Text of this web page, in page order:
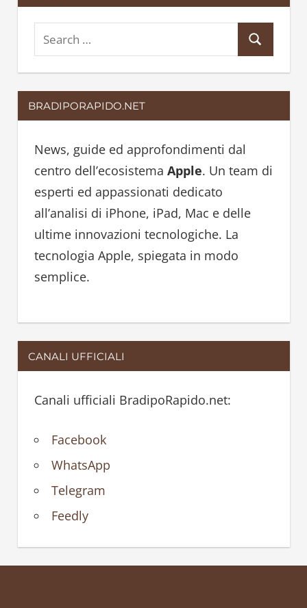
e
a
r
c
e
a
BRADIPORAPIDO.NET
News, guide ed approfondimenti dal
centro dell’ecosistema Apple. Un team di
esperti ed appassionati dedicato
all’analisi di iPhone, iPad, Mac e delle
ultime innovazioni tecnologiche. La
tecnologia Apple, spiegata in modo
semplice.
CANALI UFFICIALI
Canali ufficiali BradipoRapido.net:
Facebook
WhatsApp
Telegram
Feedly